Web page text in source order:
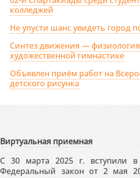
колледжей
Не упусти шанс увидеть город
Синтез движения —
художественной гимнастике
Объявлен приём работ на
детского рисунка
Виртуальная приемная
С 30 марта 2025 г. вступили
Федеральный закон от 2 мая